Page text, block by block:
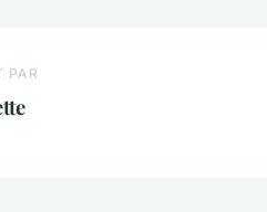
PAR